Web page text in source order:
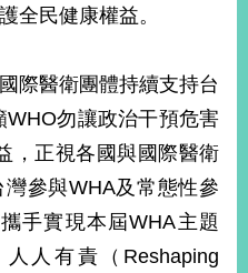
全民健康權益。
際醫衛團體持續支持台
勿讓政治干預危害
，正視各國與國際醫衛
參與WHA及常態性參
手實現本屆WHA主題
人有責（Reshaping